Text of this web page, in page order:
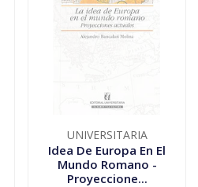
UNIVERSITARIA
Idea De Europa En El
Mundo Romano -
Proyeccione...